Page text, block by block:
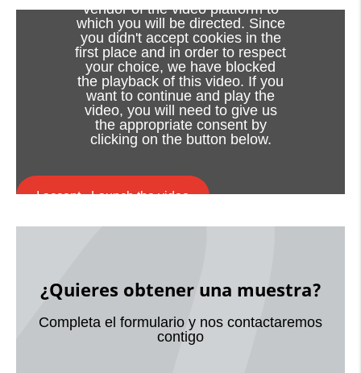
vendor of the video platform to
which you will be directed. Since
you didn't accept cookies in the
first place and in order to respect
your choice, we have blocked
the playback of this video. If you
want to continue and play the
video, you will need to give us
the appropriate consent by
clicking on the button below.
I accept - Launch the video
¿Quieres obtener una muestra?
Completa el formulario y nos contactaremos
contigo